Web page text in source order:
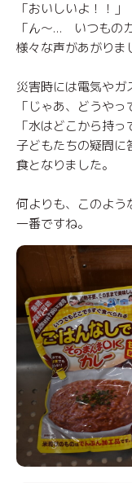
「おいしいよ！！」
「ん～… いつもの
様々な声があがりま
災害時には電気やガ
「じゃあ、どうやっ
「水はどこから持っ
子どもたちの疑問に
食となりました。
何よりも、このよう
一番ですね。